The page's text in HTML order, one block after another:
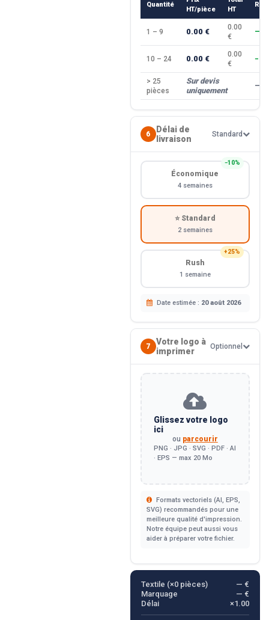
Quantité
HT/pièce
HT
1 – 9 0.00 €
0.00
€
—
10 – 24 0.00 €
0.00
€
> 25
pièces
Sur devis
uniquement
—
6
Délai de
livraison
Standard
−10%
Économique
4 semaines
⭐ Standard
2 semaines
+25%
Rush
1 semaine
Date estimée : 20 août 2026
7
Votre logo à
imprimer
Optionnel
Glissez votre logo
ici
ou parcourir
PNG · JPG · SVG · PDF · AI
· EPS — max 20 Mo
Formats vectoriels (AI, EPS,
SVG) recommandés pour une
meilleure qualité d'impression.
Notre équipe peut aussi vous
aider à préparer votre fichier.
Textile (×0pièces)
— €
Marquage
— €
Délai
×1.00